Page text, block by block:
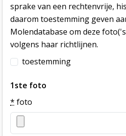
sprake van een rechtenvrije,
daarom toestemming geven
Molendatabase om deze
volgens haar richtlijnen.
toestemming
1ste foto
* foto